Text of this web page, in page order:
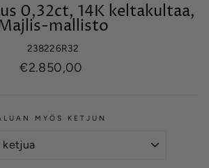
0,32ct, 14K keltakultaa,
mallisto
238226R32
Normaalihinta
€2.850,00
MYÖS KETJUN